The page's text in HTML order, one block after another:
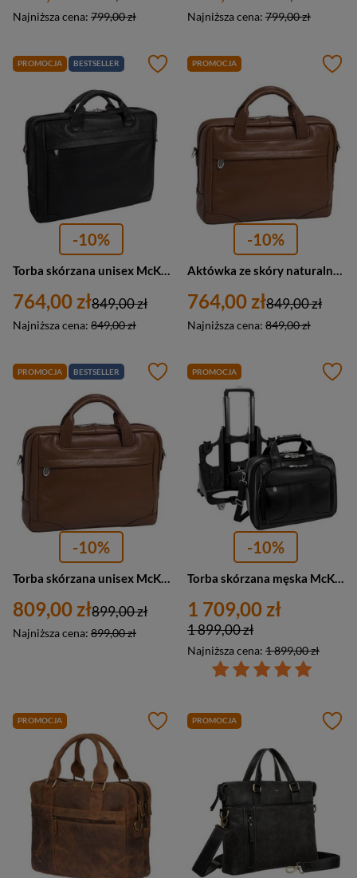
Najniższa cena: 799,00 zł Najniższa cena: 799,00 zł
PROMOCJA BESTSELLER
-10%
764,00 zł
Najniższa cena: 849,00 zł
849,00 zł
PROMOCJA
-10%
764,00 zł
Najniższa cena: 849,00 zł
849,00 zł
PROMOCJA BESTSELLER
-10%
Torba skórzana unisex McKlein Bridgeport aktówka na laptopa 17 A4 brązowa
809,00 zł
Najniższa cena: 899,00 zł
899,00 zł
PROMOCJA
-10%
Torba skórzana męska McKlein Chicago podróżna na kółkach z teczką A4 czarna
1 709,00 zł
Najniższa cena: 1 899,00 zł
1 899,00 zł
PROMOCJA PROMOCJA